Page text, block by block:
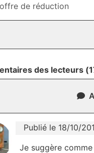
offre de réduction
des lecteurs
Publié le 18/10/
Je suggère